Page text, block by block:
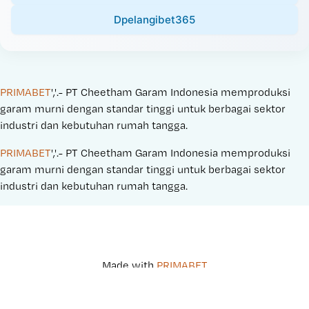
Dpelangibet365
PRIMABET','.- PT Cheetham Garam Indonesia memproduksi
garam murni dengan standar tinggi untuk berbagai sektor
industri dan kebutuhan rumah tangga.
PRIMABET','.- PT Cheetham Garam Indonesia memproduksi
garam murni dengan standar tinggi untuk berbagai sektor
industri dan kebutuhan rumah tangga.
Made with PRIMABET